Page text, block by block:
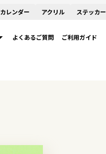
カレンダー アクリル ステッカー
よくあるご質問 ご利用ガイド